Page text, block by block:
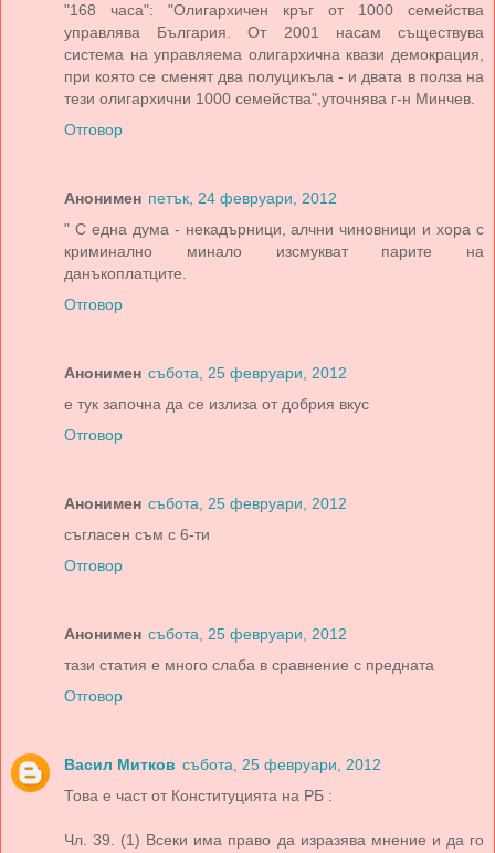
"168 часа": "Олигархичен кръг от 1000 семейства
управлява България. От 2001 насам съществува
система на управляема олигархична квази демокрация,
при която се сменят два полуцикъла - и двата в полза на
тези олигархични 1000 семейства",уточнява г-н Минчев.
Отговор
Анонимен петък, 24 февруари, 2012
" С една дума - некадърници, алчни чиновници и хора с
криминално минало изсмукват парите на
данъкоплатците.
Отговор
Анонимен събота, 25 февруари, 2012
е тук започна да се излиза от добрия вкус
Отговор
Анонимен събота, 25 февруари, 2012
съгласен съм с 6-ти
Отговор
Анонимен събота, 25 февруари, 2012
тази статия е много слаба в сравнение с предната
Отговор
Васил Митков събота, 25 февруари, 2012
Това е част от Конституцията на РБ :
Чл. 39. (1) Всеки има право да изразява мнение и да го